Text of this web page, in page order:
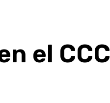
el CCC